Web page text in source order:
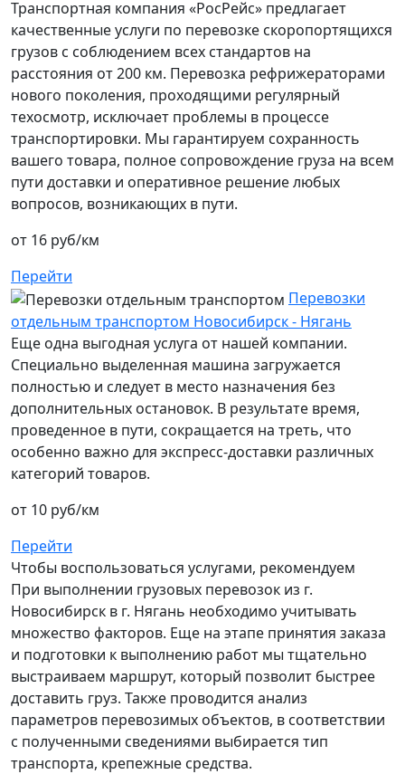
Транспортная компания «РосРейс» предлагает
качественные услуги по перевозке скоропортящихся
грузов с соблюдением всех стандартов на
расстояния от 200 км. Перевозка рефрижераторами
нового поколения, проходящими регулярный
техосмотр, исключает проблемы в процессе
транспортировки. Мы гарантируем сохранность
вашего товара, полное сопровождение груза на всем
пути доставки и оперативное решение любых
вопросов, возникающих в пути.
от 16 руб/км
Перейти
Перевозки
отдельным транспортом Новосибирск - Нягань
Еще одна выгодная услуга от нашей компании.
Специально выделенная машина загружается
полностью и следует в место назначения без
дополнительных остановок. В результате время,
проведенное в пути, сокращается на треть, что
особенно важно для экспресс-доставки различных
категорий товаров.
от 10 руб/км
Перейти
Чтобы воспользоваться услугами, рекомендуем
При выполнении грузовых перевозок из г.
Новосибирск в г. Нягань необходимо учитывать
множество факторов. Еще на этапе принятия заказа
и подготовки к выполнению работ мы тщательно
выстраиваем маршрут, который позволит быстрее
доставить груз. Также проводится анализ
параметров перевозимых объектов, в соответствии
с полученными сведениями выбирается тип
транспорта, крепежные средства.